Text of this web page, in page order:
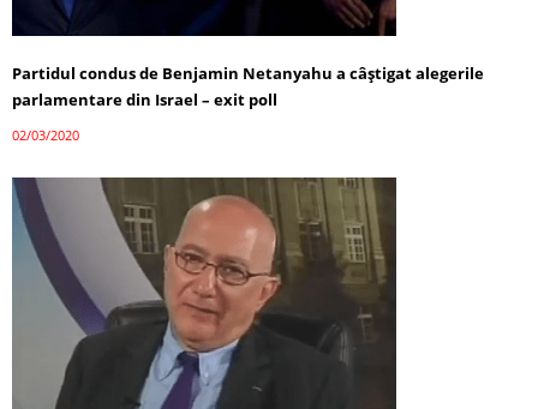
Partidul condus de Benjamin Netanyahu a câștigat alegerile
parlamentare din Israel – exit poll
02/03/2020